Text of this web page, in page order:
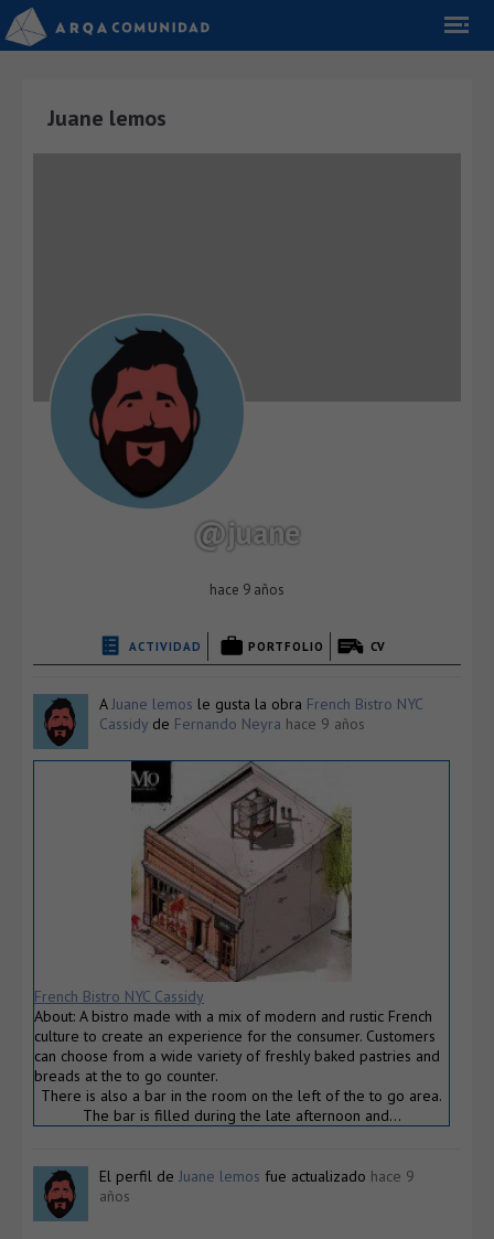
Juane lemos
@juane
hace 9 años
ACTIVIDAD PORTFOLIO CV
AJuane lemos le gusta la obra French Bistro NYC
Cassidy de Fernando Neyra hace 9 años
French Bistro NYC Cassidy
About: A bistro made with a mix of modern and rustic French
culture to create an experience for the consumer. Customers
can choose from a wide variety of freshly baked pastries and
breads at the to go counter.
There is also a bar in the room on the left of the to go area.
The bar is filled during the late afternoon and…
El perfil de Juane lemos fue actualizado hace 9
años